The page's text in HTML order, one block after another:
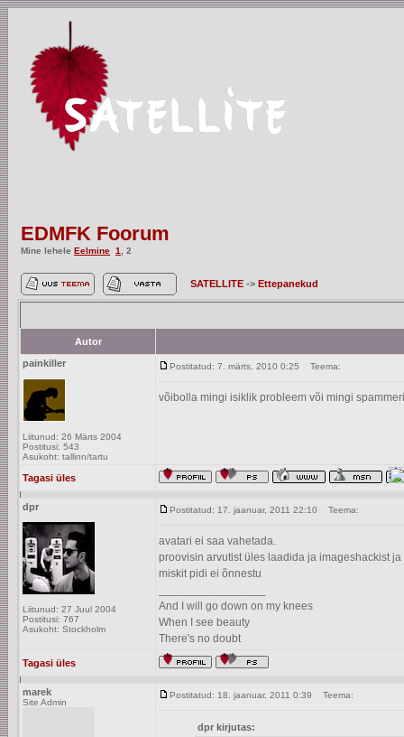
EDMFK Foorum
Mine lehele Eelmine 1 2
SATELLITE -> Ettepanekud
Autor
painkiller
Liitunud: 26 Märts 2004
Postitusi: 543
Asukoht: tallinn/tartu
Postitatud: 7. märts, 2010 0:25 Teema:
võibolla mingi isiklik probleem või mingi
Tagasi üles
dpr
Liitunud: 27 Juul 2004
Postitusi: 767
Asukoht: Stockholm
Postitatud: 17. jaanuar, 2011 22:10 Teema:
avatari ei saa vahetada.
proovisin arvutist üles laadida ja imageshackist
miskit pidi ei õnnestu
And I will go down on my knees
When I see beauty
There's no doubt
Tagasi üles
marek
Site Admin
Postitatud: 18. jaanuar, 2011 0:39 Teema:
dpr kirjutas: